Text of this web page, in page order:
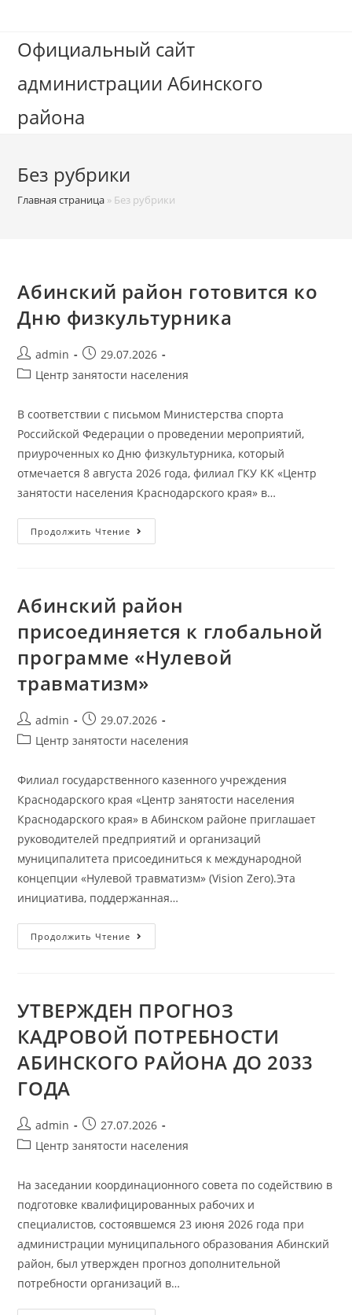
Официальный сайт
администрации Абинского
района
Без рубрики
Главная страница » Без рубрики
Абинский район готовится ко
Дню физкультурника
admin
29.07.2026
Центр занятости населения
В соответствии с письмом Министерства спорта
Российской Федерации о проведении мероприятий,
приуроченных ко Дню физкультурника, который
отмечается 8 августа 2026 года, филиал ГКУ КК «Центр
занятости населения Краснодарского края» в…
Продолжить Чтение
Абинский район
присоединяется к глобальной
программе «Нулевой
травматизм»
admin
29.07.2026
Центр занятости населения
Филиал государственного казенного учреждения
Краснодарского края «Центр занятости населения
Краснодарского края» в Абинском районе приглашает
руководителей предприятий и организаций
муниципалитета присоединиться к международной
концепции «Нулевой травматизм» (Vision Zero).Эта
инициатива, поддержанная…
Продолжить Чтение
УТВЕРЖДЕН ПРОГНОЗ
КАДРОВОЙ ПОТРЕБНОСТИ
АБИНСКОГО РАЙОНА ДО 2033
ГОДА
admin
27.07.2026
Центр занятости населения
На заседании координационного совета по содействию в
подготовке квалифицированных рабочих и
специалистов, состоявшемся 23 июня 2026 года при
администрации муниципального образования Абинский
район, был утвержден прогноз дополнительной
потребности организаций в…